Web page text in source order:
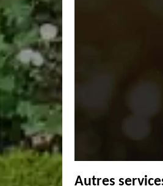
Autres